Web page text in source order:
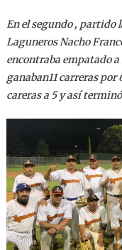
En el segundo , partido
Laguneros Nacho
encontraba empatado a
ganaban11 carreras por
careras a 5 y así